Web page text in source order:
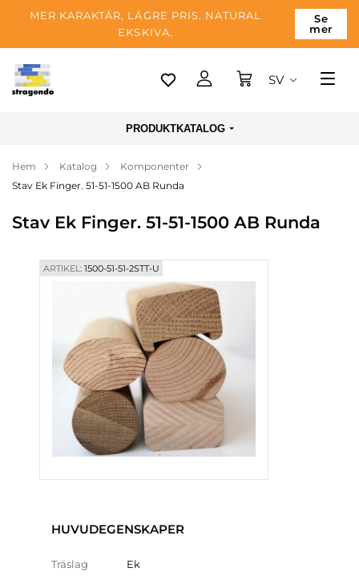
MER KARAKTÄR, LÄGRE PRIS. NATURAL
EKSKIVA.
Se
mer
Tallinn
Betalning
Blogg
Kontakter
SV
PRODUKTKATALOG
Hem Katalog
Komponenter
Stav Ek Finger. 51-51-1500 AB Runda
Stav Ek Finger. 51-51-1500 AB Runda
ARTIKEL:1500-51-51-2STT-U
HUVUDEGENSKAPER
Träslag Ek